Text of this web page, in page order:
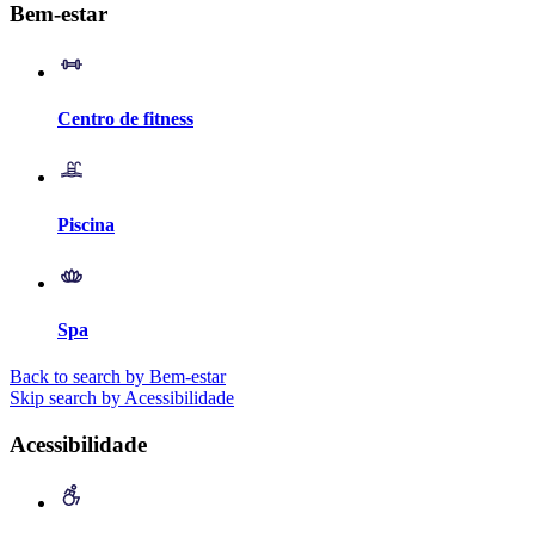
Bem-estar
Centro de fitness
Piscina
Spa
Back to search by Bem-estar
Skip search by Acessibilidade
Acessibilidade